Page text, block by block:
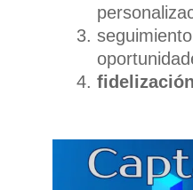
fidelización